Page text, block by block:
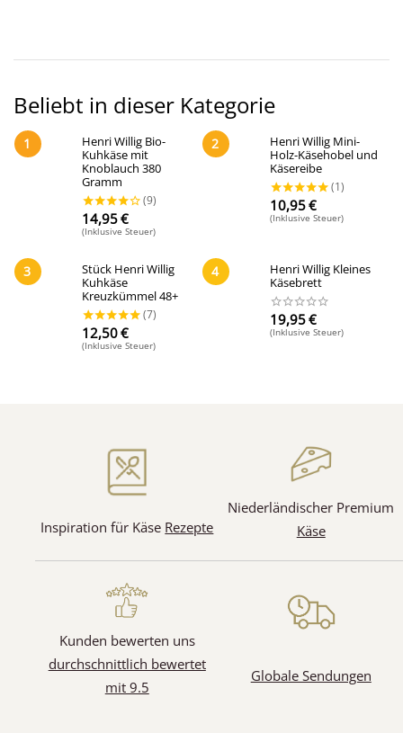
Beliebt in dieser Kategorie
1
Henri Willig Bio-
Kuhkäse mit
Knoblauch 380
Gramm
14,95€
(Inklusive Steuer)
2
Henri Willig Mini-
Holz-Käsehobel und
Käsereibe
10,95€
(Inklusive Steuer)
3
Stück Henri Willig
Kuhkäse
Kreuzkümmel 48+
12,50€
(Inklusive Steuer)
4
Henri Willig Kleines
Käsebrett
19,95€
(Inklusive Steuer)
Inspiration für Käse Rezepte
Niederländischer Premium
Käse
Kunden bewerten uns
durchschnittlich bewertet
mit 9.5
Globale Sendungen